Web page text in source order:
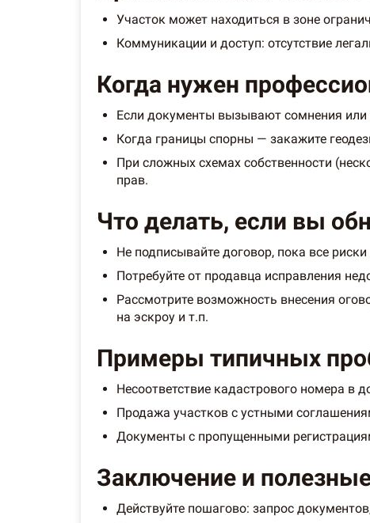
Участок может находиться в зоне
Коммуникации и доступ: отсутствие
Когда нужен
Если документы вызывают сомнения или
Когда границы спорны — закажите
При сложных схемах собственности
прав.
Что делать, если вы
Не подписывайте договор, пока все
Потребуйте от продавца исправления
Рассмотрите возможность внесения
на эскроу и т.п.
Примеры типичных
Несоответствие кадастрового номера в
Продажа участков с устными
Документы с пропущенными
Заключение и
Действуйте пошагово: запрос